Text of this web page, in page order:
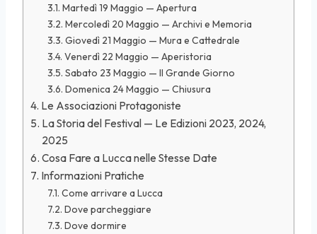
Martedì 19 Maggio — Apertura
Mercoledì 20 Maggio — Archivi e Memoria
Giovedì 21 Maggio — Mura e Cattedrale
Venerdì 22 Maggio — Aperistoria
Sabato 23 Maggio — Il Grande Giorno
Domenica 24 Maggio — Chiusura
Le Associazioni Protagoniste
La Storia del Festival — Le Edizioni 2023, 2024,
2025
Cosa Fare a Lucca nelle Stesse Date
Informazioni Pratiche
Come arrivare a Lucca
Dove parcheggiare
Dove dormire